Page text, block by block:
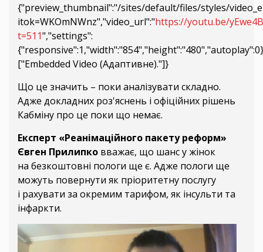
{"preview_thumbnail":"/sites/default/files/styles/
itok=WKOmNWnz","video_url":"https://youtu.be/
t=511","settings":
["Embedded Video (Адаптивне)."]}
Що це значить – поки аналізувати складно.
Адже докладних роз'яснень і офіційних рішень
Кабміну про це поки що немає.
Експерт «Реанімаційного пакету реформ»
Євген Прилипко вважає, що шанс у жінок
на безкоштовні пологи ще є. Адже пологи ще
можуть повернути як пріоритетну послугу
і рахувати за окремим тарифом, як інсульти та
інфаркти.